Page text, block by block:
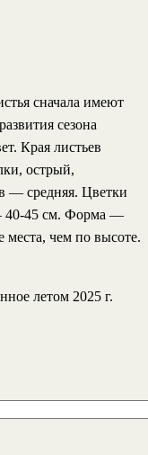
сначала имеют
сезона
Края листьев
острый,
— средняя. Цветки
40-45 см. Форма —
чем по высоте.
летом 2025 г.